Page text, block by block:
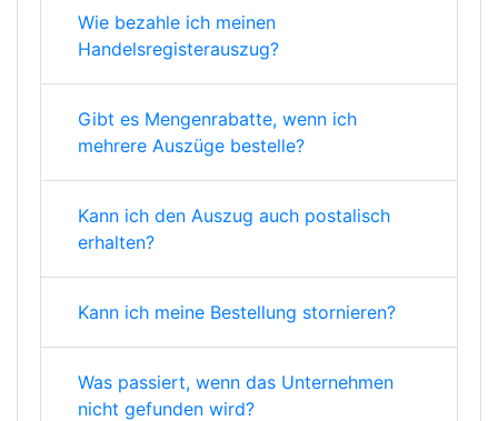
Wie bezahle ich meinen
Handelsregisterauszug?
Gibt es Mengenrabatte, wenn ich
mehrere Auszüge bestelle?
Kann ich den Auszug auch postalisch
erhalten?
Kann ich meine Bestellung stornieren?
Was passiert, wenn das Unternehmen
nicht gefunden wird?